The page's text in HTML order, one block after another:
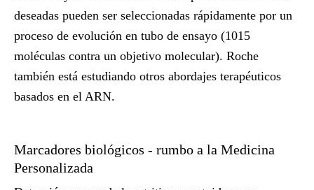
deseadas pueden ser seleccionadas rápidamente por un
proceso de evolución en tubo de ensayo (1015
moléculas contra un objetivo molecular). Roche
también está estudiando otros abordajes terapéuticos
basados en el ARN.
Marcadores biológicos - rumbo a la Medicina
Personalizada